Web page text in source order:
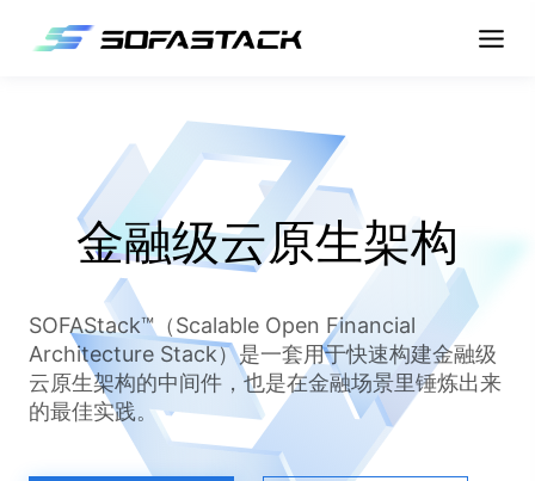
金融级云原生架构
SOFAStack™（Scalable Open Financial
Architecture Stack）是一套用于快速构建金融级
云原生架构的中间件，也是在金融场景里锤炼出来
的最佳实践。